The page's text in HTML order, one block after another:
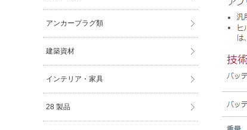
アンカープラグ類
建築資材
インテリア・家具
28 製品